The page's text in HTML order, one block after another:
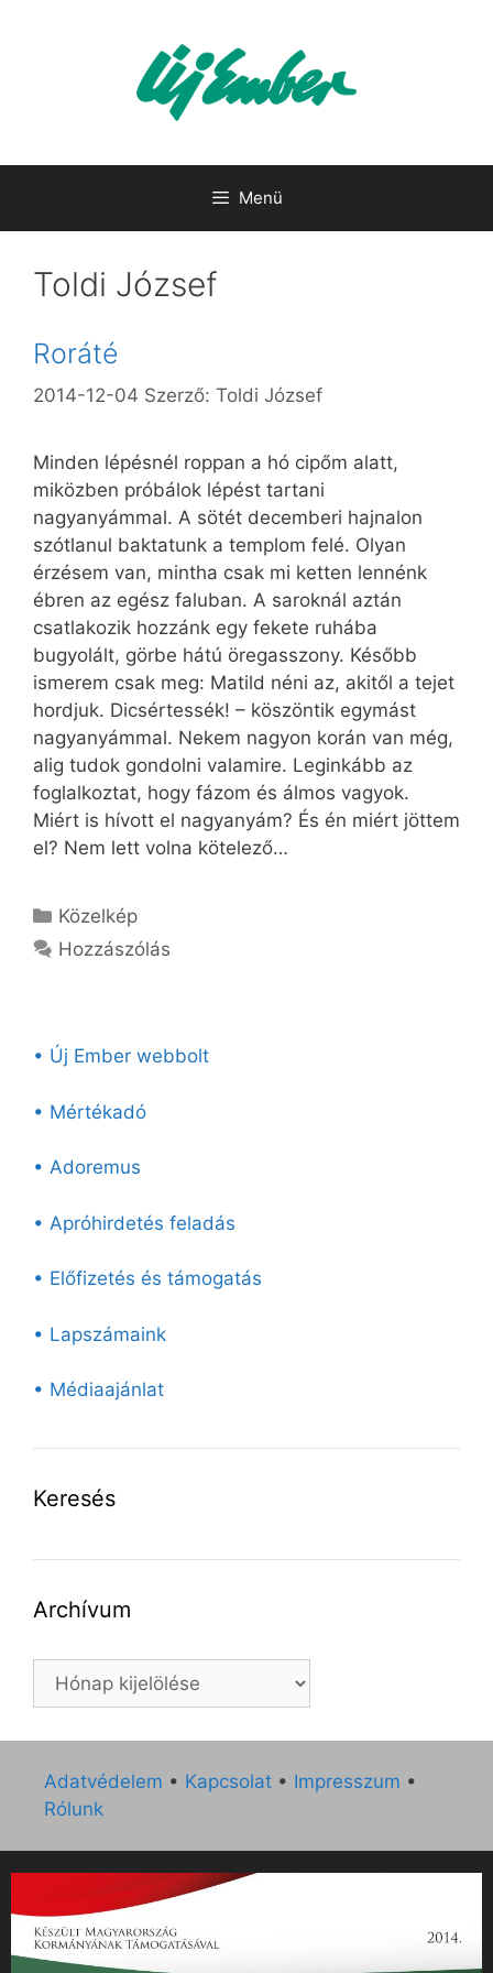
Menü
Toldi József
Roráté
2014-12-04 Szerző: Toldi József
Minden lépésnél roppan a hó cipőm alatt,
miközben próbálok lépést tartani
nagyanyámmal. A sötét decemberi hajnalon
szótlanul baktatunk a templom felé. Olyan
érzésem van, mintha csak mi ketten lennénk
ébren az egész faluban. A saroknál aztán
csatlakozik hozzánk egy fekete ruhába
bugyolált, görbe hátú öregasszony. Később
ismerem csak meg: Matild néni az, akitől a tejet
hordjuk. Dicsértessék! – köszöntik egymást
nagyanyámmal. Nekem nagyon korán van még,
alig tudok gondolni valamire. Leginkább az
foglalkoztat, hogy fázom és álmos vagyok.
Miért is hívott el nagyanyám? És én miért jöttem
el? Nem lett volna kötelező…
Kategória
Közelkép
Hozzászólás
• Új Ember webbolt
• Mértékadó
• Adoremus
• Apróhirdetés feladás
• Előfizetés és támogatás
• Lapszámaink
• Médiaajánlat
Keresés
Archívum
Archívum
Adatvédelem • Kapcsolat • Impresszum •
Rólunk